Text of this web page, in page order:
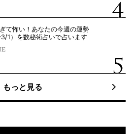
て怖い！あなたの今週の運勢
3/1）を数秘術占いで占います
もっと見る